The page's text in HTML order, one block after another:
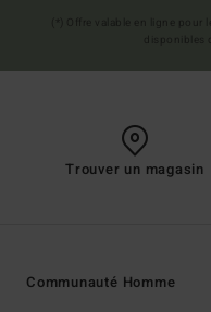
Trouver un magasin
Communauté Homme